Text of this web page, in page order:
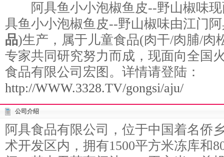
阿具鱼小小泡椒鱼皮--野山椒味现
具鱼小小泡椒鱼皮--野山椒味由江门
品)生产，属于儿童食品(肉干/肉脯/肉
专家共同研究努力而成，现面向全国
食品有限公司宏图。详情请登陆：
http://WWW.3328.TV/gongsi/aju/
公司介绍
阿具食品有限公司，位于中国着名
术开发区内，拥有1500平方米冻库和